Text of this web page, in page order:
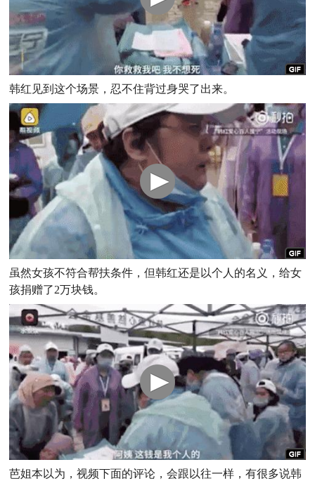
韩红见到这个场景，忍不住背过身哭了出来。
虽然女孩不符合帮扶条件，但韩红还是以个人的名义，给女
孩捐赠了2万块钱。
芭姐本以为，视频下面的评论，会跟以往一样，有很多说韩